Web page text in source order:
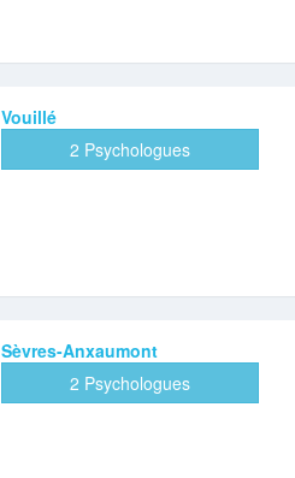
Vouillé
2 Psychologues
Sèvres-Anxaumont
2 Psychologues